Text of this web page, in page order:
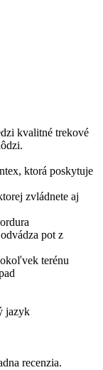
kvalitné trekové
ktorá poskytuje
zvládnete aj
pot z
terénu
jazyk
recenzia.